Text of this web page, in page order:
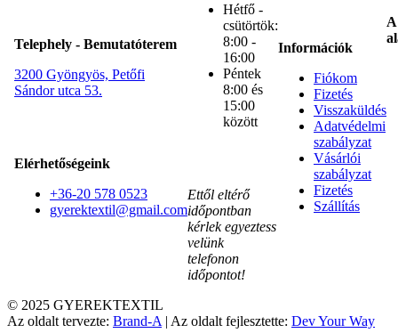
Telephely - Bemutatóterem
3200 Gyöngyös, Petőfi
Sándor utca 53.
Elérhetőségeink
+36-20 578 0523
gyerektextil@gmail.com
Hétfő -
csütörtök:
8:00 -
16:00
Péntek
8:00 és
15:00
között
Ettől eltérő
időpontban
kérlek egyeztess
velünk
telefonon
időpontot!
Információk
Fiókom
Fizetés
Visszaküldés
Adatvédelmi
szabályzat
Vásárlói
szabályzat
Fizetés
Szállítás
© 2025 GYEREKTEXTIL
Az oldalt tervezte: Brand-A | Az oldalt fejlesztette: Dev Your Way